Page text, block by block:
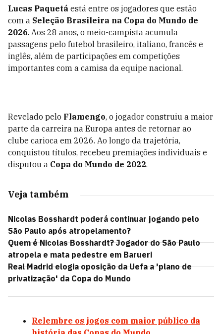
Lucas Paquetá está entre os jogadores que estão
com a Seleção Brasileira na Copa do Mundo de
2026. Aos 28 anos, o meio-campista acumula
passagens pelo futebol brasileiro, italiano, francês e
inglês, além de participações em competições
importantes com a camisa da equipe nacional.
Revelado pelo Flamengo, o jogador construiu a maior
parte da carreira na Europa antes de retornar ao
clube carioca em 2026. Ao longo da trajetória,
conquistou títulos, recebeu premiações individuais e
disputou a Copa do Mundo de 2022.
Veja também
Nicolas Bosshardt poderá continuar jogando pelo
São Paulo após atropelamento?
Quem é Nicolas Bosshardt? Jogador do São Paulo
atropela e mata pedestre em Barueri
Real Madrid elogia oposição da Uefa a 'plano de
privatização' da Copa do Mundo
Relembre os jogos com maior público da